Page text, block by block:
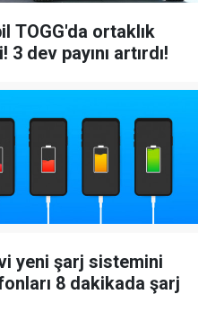
TOGG'da ortaklık
3 dev payını artırdı!
yeni şarj sistemini
8 dakikada şarj